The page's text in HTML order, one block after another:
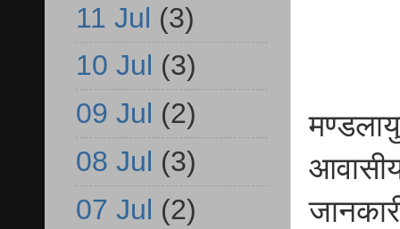
11 Jul (3)
10 Jul (3)
09 Jul (2)
08 Jul (3)
07 Jul (2)